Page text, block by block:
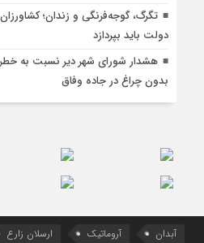
تگرگ، گوجه‌فرنگی و زندان؛
دولت باید بپردازد
هشدار شورای شهر دیر نسبت به
بدون چراغ در جاده وفاق
آبدان آروماتیک ارسلان زارع